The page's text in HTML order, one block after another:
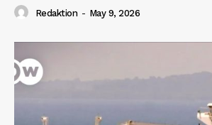
Redaktion - May 9, 2026